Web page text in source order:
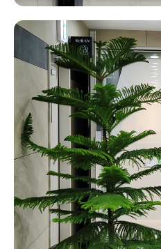
사옥인테리어ㆍ기흥ICT밸리 SK V1
Posted on2021년 1월 1일by